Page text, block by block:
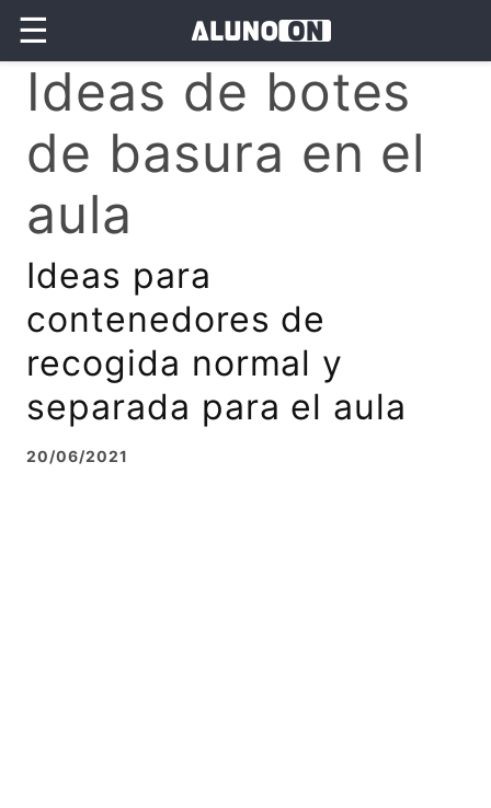
☰
Ideas de botes
de basura en el
aula
Ideas para
contenedores de
recogida normal y
separada para el aula
20/06/2021